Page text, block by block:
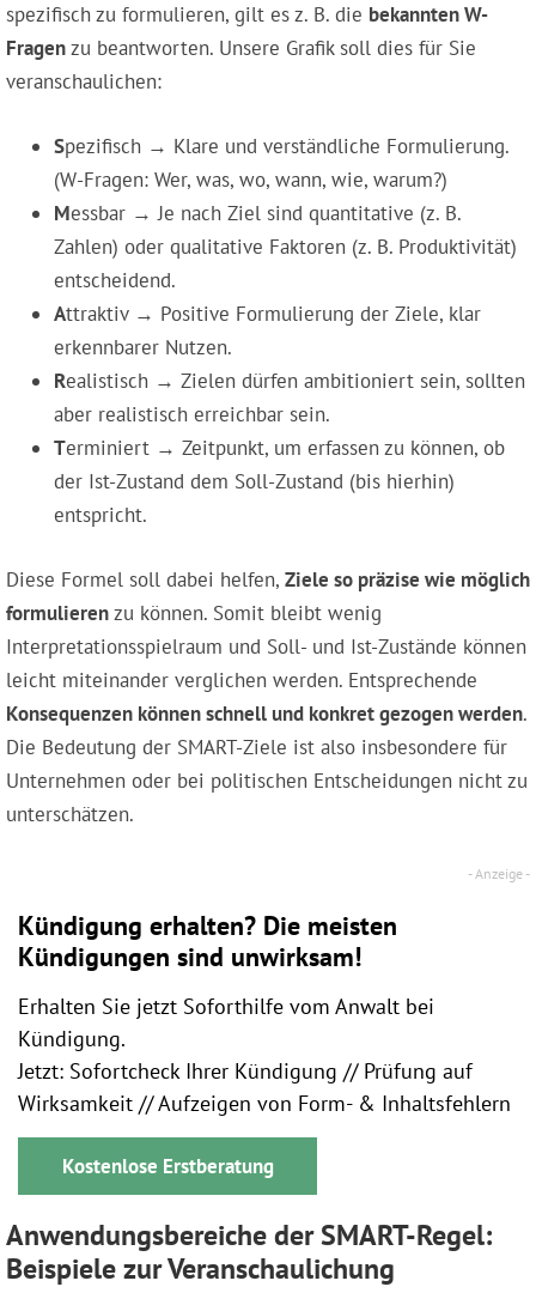
spezifisch zu formulieren, gilt es z. B. die bekannten W-
Fragenzu beantworten. Unsere Grafik soll dies für Sie
veranschaulichen:
Spezifisch → Klare und verständliche Formulierung.
(W-Fragen: Wer, was, wo, wann, wie, warum?)
Messbar → Je nach Ziel sind quantitative (z. B.
Zahlen) oder qualitative Faktoren (z. B. Produktivität)
entscheidend.
Attraktiv → Positive Formulierung der Ziele, klar
erkennbarer Nutzen.
Realistisch → Zielen dürfen ambitioniert sein, sollten
aber realistisch erreichbar sein.
Terminiert → Zeitpunkt, um erfassen zu können, ob
der Ist-Zustand dem Soll-Zustand (bis hierhin)
entspricht.
Diese Formel soll dabei helfen, Ziele so präzise wie möglich
formulierenzu können. Somit bleibt wenig
Interpretationsspielraum und Soll- und Ist-Zustände können
leicht miteinander verglichen werden. Entsprechende
Konsequenzen können schnell und konkret gezogen werden.
Die Bedeutung der SMART-Ziele ist also insbesondere für
Unternehmen oder bei politischen Entscheidungen nicht zu
unterschätzen.
Kündigung erhalten? Die meisten
Kündigungen sind unwirksam!
Erhalten Sie jetzt Soforthilfe vom Anwalt bei
Kündigung.
Jetzt: Sofortcheck Ihrer Kündigung // Prüfung auf
Wirksamkeit // Aufzeigen von Form- & Inhaltsfehlern
Kostenlose Erstberatung
Anwendungsbereiche der SMART-Regel:
Beispiele zur Veranschaulichung